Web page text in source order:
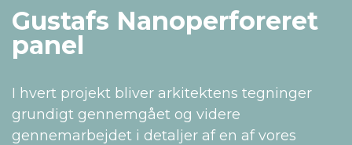
Gustafs Nanoperforeret
panel
I hvert projekt bliver arkitektens tegninger
grundigt gennemgået og videre
gennemarbejdet i detaljer af en af vores